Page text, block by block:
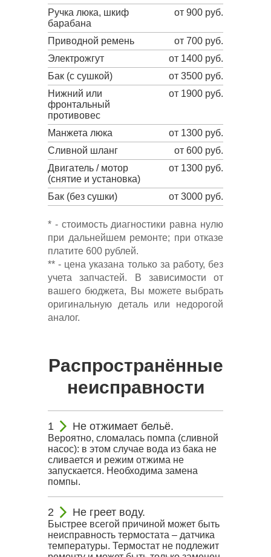
Ручка люка, шкиф
барабана
от 900 руб.
Приводной ремень
от 700 руб.
Электрожгут
от 1400 руб.
Бак (с сушкой)
от 3500 руб.
Нижний или
фронтальный
противовес
от 1900 руб.
Манжета люка
от 1300 руб.
Сливной шланг
от 600 руб.
Двигатель / мотор
(снятие и установка)
от 1300 руб.
Бак (без сушки) от 3000 руб.
* - стоимость диагностики равна нулю
при дальнейшем ремонте; при отказе
платите 600 рублей.
** - цена указана только за работу, без
учета запчастей. В зависимости от
вашего бюджета, Вы можете выбрать
оригинальную деталь или недорогой
аналог.
Распространённые
неисправности
Не отжимает бельё.
Вероятно, сломалась помпа (сливной
насос): в этом случае вода из бака не
сливается и режим отжима не
запускается. Необходима замена
помпы.
Не греет воду.
Быстрее всегой причиной может быть
неисправность термостата – датчика
температуры. Термостат не подлежит